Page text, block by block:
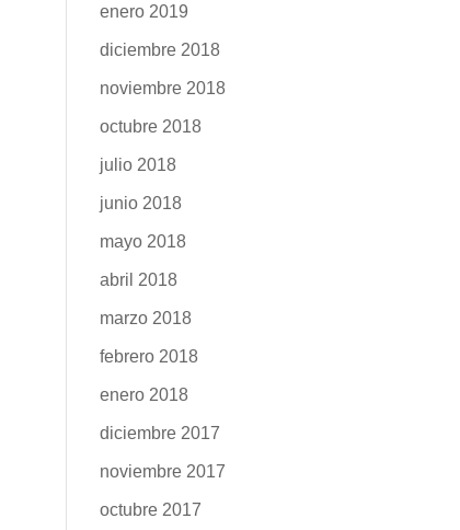
enero 2019
diciembre 2018
noviembre 2018
octubre 2018
julio 2018
junio 2018
mayo 2018
abril 2018
marzo 2018
febrero 2018
enero 2018
diciembre 2017
noviembre 2017
octubre 2017